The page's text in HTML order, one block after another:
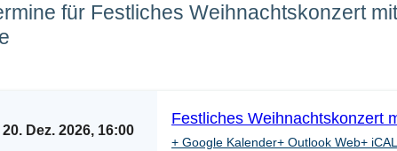
für Festliches Weihnachtskonzert
20. Dez. 2026, 16:00
Festliches Weihnachtskonzert
+ Google Kalender+ Outlook Web+ iCAL